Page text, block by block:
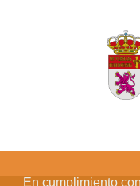
En cumplimiento